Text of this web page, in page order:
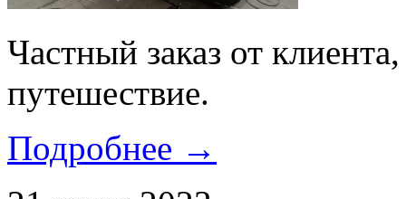
Частный заказ от
путешествие.
Подробнее →